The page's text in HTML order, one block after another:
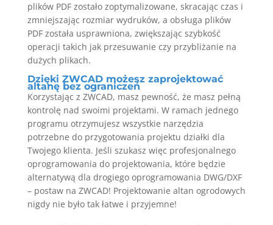
plików PDF zostało zoptymalizowane, skracając czas i
zmniejszając rozmiar wydruków, a obsługa plików
PDF została usprawniona, zwiększając szybkość
operacji takich jak przesuwanie czy przybliżanie na
dużych plikach.
Dzięki ZWCAD możesz zaprojektować
altanę bez ograniczeń
Korzystając z ZWCAD, masz pewność, że masz pełną
kontrolę nad swoimi projektami. W ramach jednego
programu otrzymujesz wszystkie narzędzia
potrzebne do przygotowania projektu działki dla
Twojego klienta. Jeśli szukasz więc profesjonalnego
oprogramowania do projektowania, które będzie
alternatywą dla drogiego oprogramowania DWG/DXF
– postaw na ZWCAD! Projektowanie altan ogrodowych
nigdy nie było tak łatwe i przyjemne!